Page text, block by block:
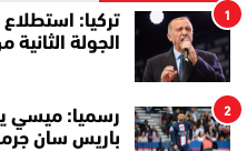
1
تركيا:
الجولة الثانية
2
رسميا: ميسي
باريس سان